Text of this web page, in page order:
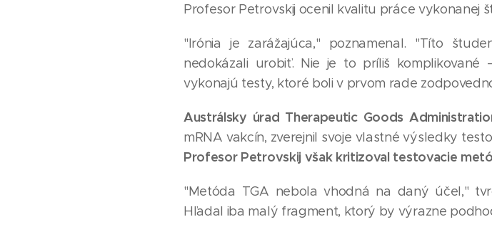
Profesor Petrovskij ocenil kvalitu práce vykonanej
"Irónia je zarážajúca," poznamenal. "Títo
nedokázali urobiť. Nie je to príliš
vykonajú testy, ktoré boli v prvom rade
Austrálsky úrad Therapeutic Goods
mRNA vakcín, zverejnil svoje vlastné výsledky
Profesor Petrovskij však kritizoval testovacie
"Metóda TGA nebola vhodná na daný účel,"
Hľadal iba malý fragment, ktorý by výrazne